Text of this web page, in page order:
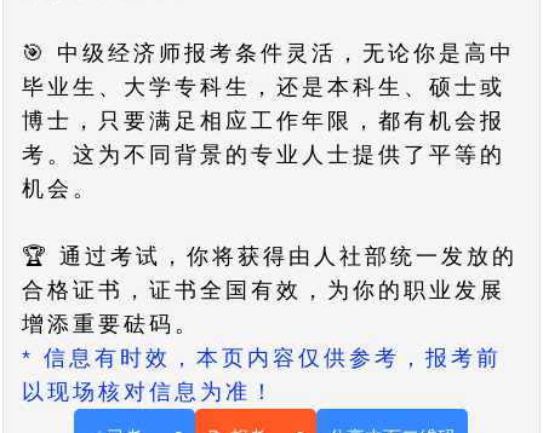
🎯 中级经济师报考条件灵活，无论你是高中
毕业生、大学专科生，还是本科生、硕士或
博士，只要满足相应工作年限，都有机会报
考。这为不同背景的专业人士提供了平等的
机会。
🏆 通过考试，你将获得由人社部统一发放的
合格证书，证书全国有效，为你的职业发展
增添重要砝码。
* 信息有时效，本页内容仅供参考，报考前
以现场核对信息为准！